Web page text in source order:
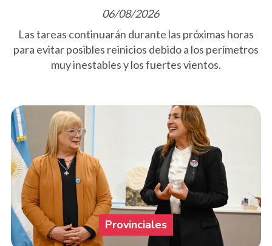
06/08/2026
Las tareas continuarán durante las próximas horas
para evitar posibles reinicios debido a los perímetros
muy inestables y los fuertes vientos.
Provinciales